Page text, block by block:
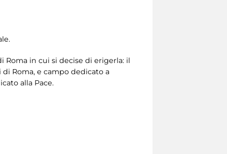
Roma in cui si decise di erigerla: il
Roma, e campo dedicato a
alla Pace.